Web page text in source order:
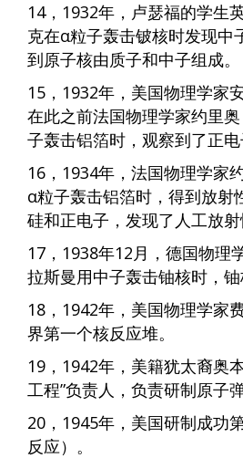
14，1932年，卢瑟福的学生
克在α粒子轰击铍核时发现中
到原子核由质子和中子组成。
15，1932年，美国物理学家
在此之前法国物理学家约里
子轰击铝箔时，观察到了正电
16，1934年，法国物理学家
α粒子轰击铝箔时，得到放射
硅和正电子，发现了人工放射
17，1938年12月，德国物理
拉斯曼用中子轰击铀核时，铀
18，1942年，美国物理学家
界第一个核反应堆。
19，1942年，美籍犹太裔奥
工程”负责人，负责研制原子弹
20，1945年，美国研制成功
反应）。